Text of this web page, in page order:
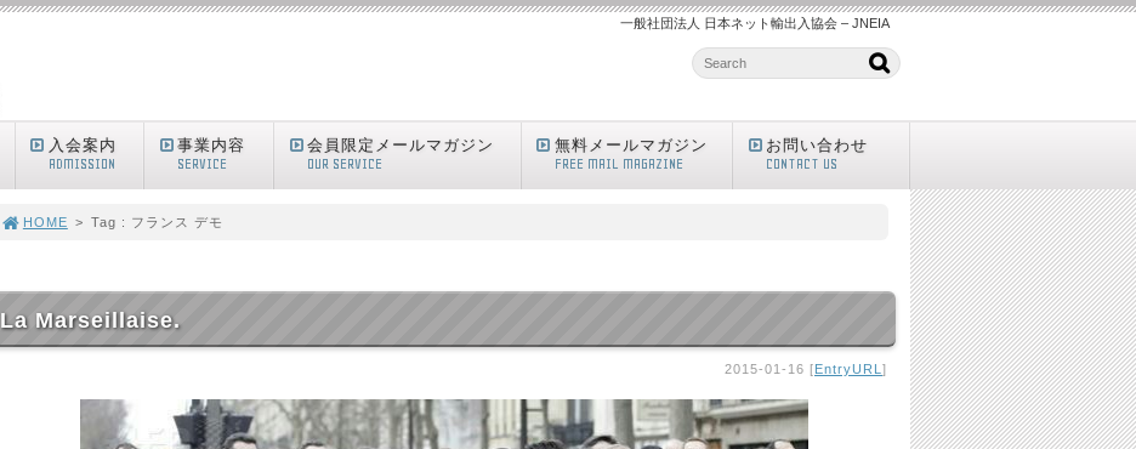
一般社団法人 日本ネット輸出入協会 – JNEIA
入会案内
ADMISSION
事業内容
SERVICE
会員限定メールマガジン
OUR SERVICE
無料メールマガジン
FREE MAIL MAGAZINE
お問い合わせ
CONTACT US
HOME > Tag : フランス デモ
La Marseillaise.
2015-01-16 [EntryURL ]